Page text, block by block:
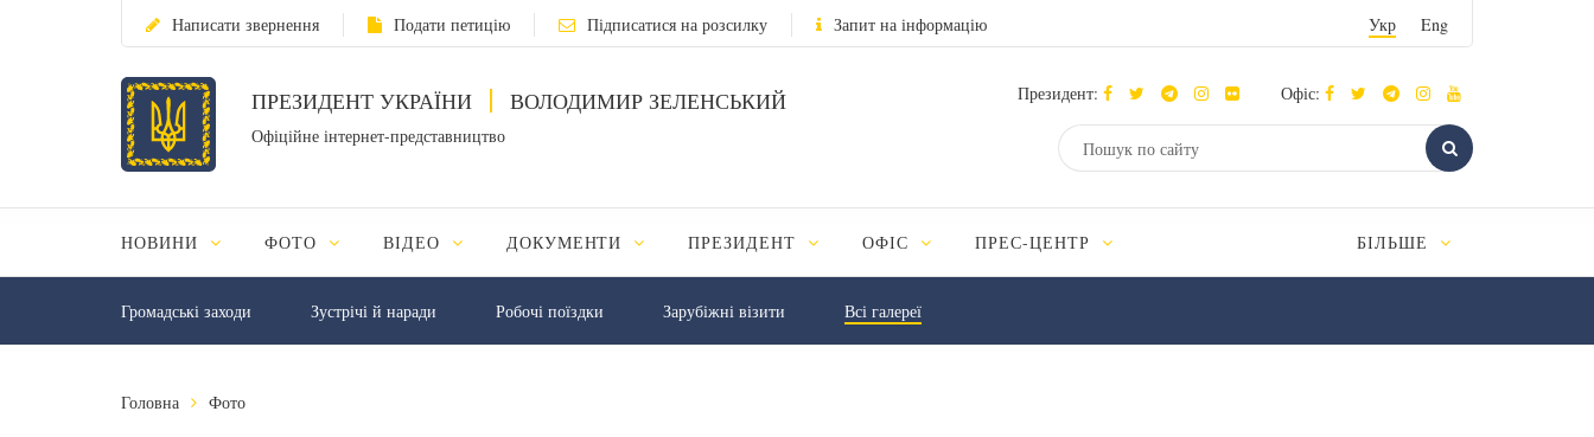
Написати звернення Подати петицію Підписатися на розсилку Запит на інформацію Укр Eng
ПРЕЗИДЕНТ УКРАЇНИ ВОЛОДИМИР ЗЕЛЕНСЬКИЙ
Офіційне інтернет-представництво
Президент: Офіс:
НОВИНИ ФОТО ВІДЕО ДОКУМЕНТИ ПРЕЗИДЕНТ ОФІС ПРЕС-ЦЕНТР БІЛЬШЕ
Громадські заходи Зустрічі й наради Робочі поїздки Зарубіжні візити Всі галереї
Головна Фото